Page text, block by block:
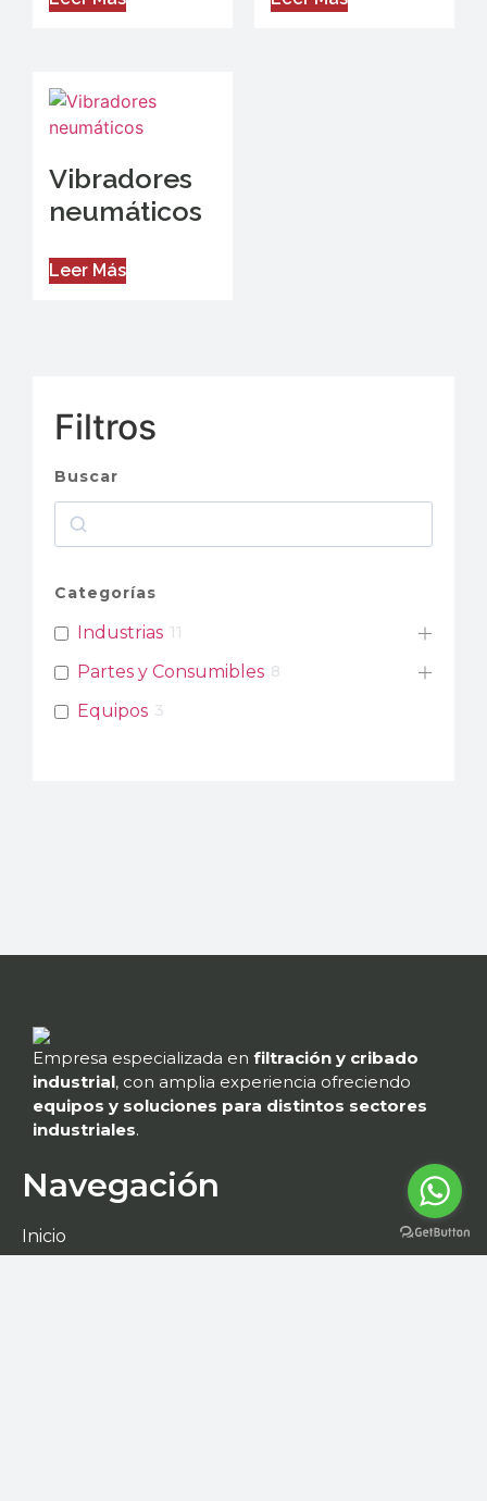
Filtros
Buscar
Categorías
Industrias 11
Partes y Consumibles 8
Equipos 3
Vibradores
neumáticos
Leer Más
Empresa especializada en filtración y cribado
industrial, con amplia experiencia ofreciendo
equipos y soluciones para distintos sectores
industriales.
Navegación
Inicio